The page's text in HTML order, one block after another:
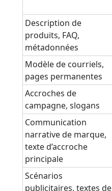
Description de
produits, FAQ,
métadonnées
Modèle de courriels,
pages permanentes
Accroches de
campagne, slogans
Communication
narrative de marque,
texte d’accroche
principale
Scénarios
publicitaires, textes de